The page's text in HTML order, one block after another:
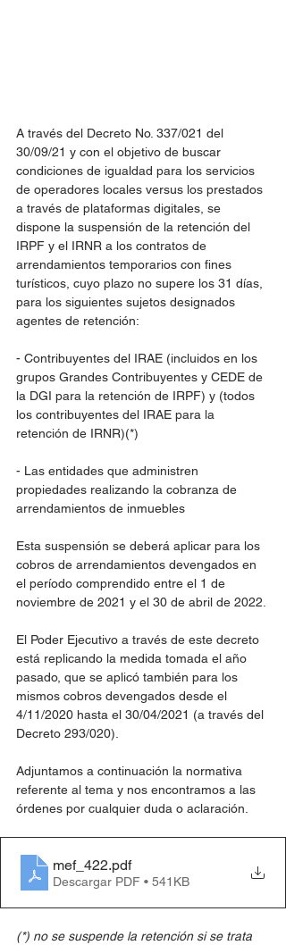
A través del Decreto No. 337/021 del
30/09/21 y con el objetivo de buscar
condiciones de igualdad para los servicios
de operadores locales versus los prestados
a través de plataformas digitales, se
dispone la suspensión de la retención del
IRPF y el IRNR a los contratos de
arrendamientos temporarios con fines
turísticos, cuyo plazo no supere los 31 días,
para los siguientes sujetos designados
agentes de retención:
- Contribuyentes del IRAE (incluidos en los
grupos Grandes Contribuyentes y CEDE de
la DGI para la retención de IRPF) y (todos
los contribuyentes del IRAE para la
retención de IRNR)(*)
- Las entidades que administren
propiedades realizando la cobranza de
arrendamientos de inmuebles
Esta suspensión se deberá aplicar para los
cobros de arrendamientos devengados en
el período comprendido entre el 1 de
noviembre de 2021 y el 30 de abril de 2022.
El Poder Ejecutivo a través de este decreto
está replicando la medida tomada el año
pasado, que se aplicó también para los
mismos cobros devengados desde el
4/11/2020 hasta el 30/04/2021 (a través del
Decreto 293/020).
Adjuntamos a continuación la normativa
referente al tema y nos encontramos a las
órdenes por cualquier duda o aclaración.
mef_422.pdf
Descargar PDF • 541KB
(*) no se suspende la retención si se trata